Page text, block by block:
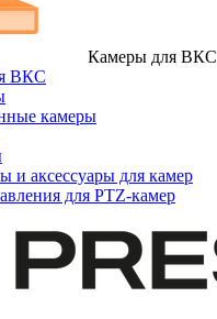
Камеры для ВКС
ВКС
камеры
и аксессуары для камер
для PTZ-камер